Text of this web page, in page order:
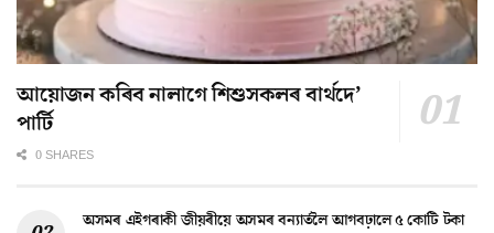
আয়োজন কৰিব নালাগে শিশুসকলৰ বাৰ্থদে’
পাৰ্টি
0 SHARES
অসমৰ এইগৰাকী জীয়ৰীয়ে অসমৰ বন্যাৰ্তলৈ আগবঢ়ালে ৫ কোটি টকা